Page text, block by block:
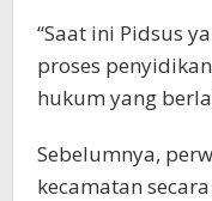
“Saat ini Pidsus
proses
hukum yang
Sebelumnya,
kecamatan